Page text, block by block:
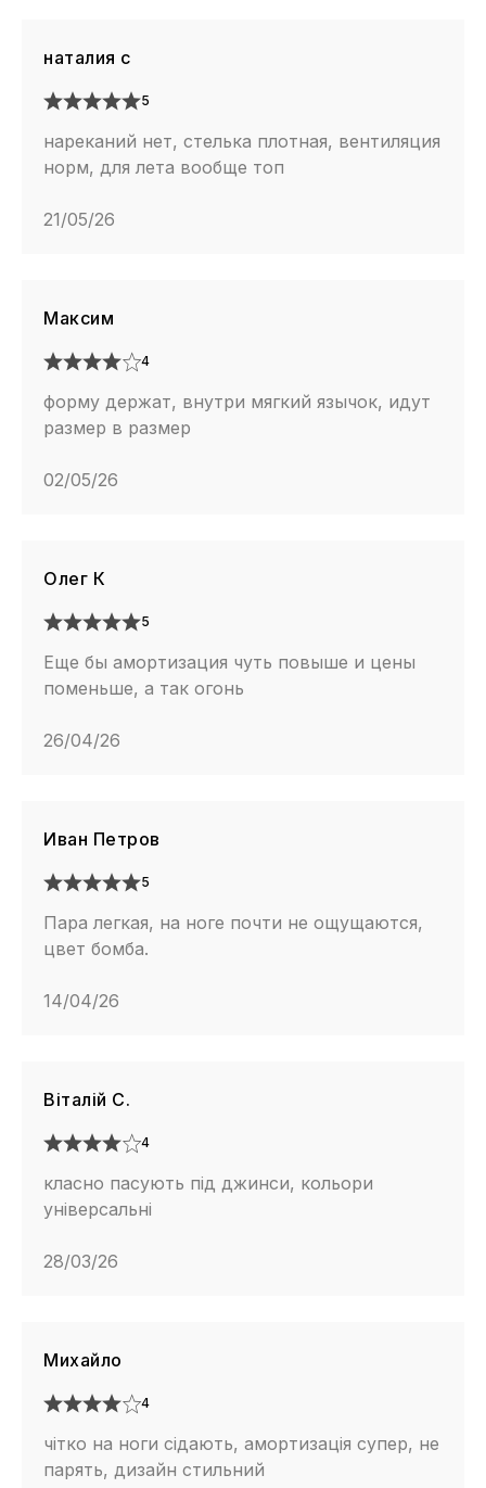
наталия с
5
нареканий нет, стелька плотная, вентиляция
норм, для лета вообще топ
21/05/26
Максим
4
форму держат, внутри мягкий язычок, идут
размер в размер
02/05/26
Олег К
5
Еще бы амортизация чуть повыше и цены
поменьше, а так огонь
26/04/26
Иван Петров
5
Пара легкая, на ноге почти не ощущаются,
цвет бомба.
14/04/26
Віталій С.
4
класно пасують під джинси, кольори
універсальні
28/03/26
Михайло
4
чітко на ноги сідають, амортизація супер, не
парять, дизайн стильний